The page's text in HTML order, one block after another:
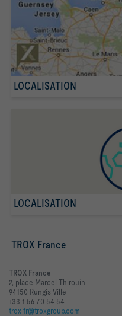
LOCALISATION
LOCALISATION
TROX France
TROX France
2, place Marcel Thirouin
94150 Rungis Ville
+33 1 56 70 54 54
trox-fr@troxgroup.com